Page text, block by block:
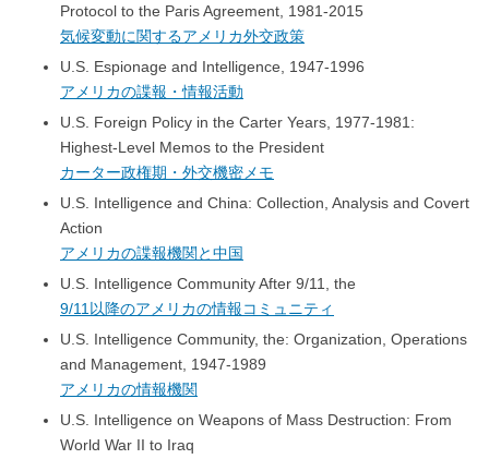
Protocol to the Paris Agreement, 1981-2015
気候変動に関するアメリカ外交政策
U.S. Espionage and Intelligence, 1947-1996
アメリカの諜報・情報活動
U.S. Foreign Policy in the Carter Years, 1977-1981:
Highest-Level Memos to the President
カーター政権期・外交機密メモ
U.S. Intelligence and China: Collection, Analysis and Covert
Action
アメリカの諜報機関と中国
U.S. Intelligence Community After 9/11, the
9/11以降のアメリカの情報コミュニティ
U.S. Intelligence Community, the: Organization, Operations
and Management, 1947-1989
アメリカの情報機関
U.S. Intelligence on Weapons of Mass Destruction: From
World War II to Iraq